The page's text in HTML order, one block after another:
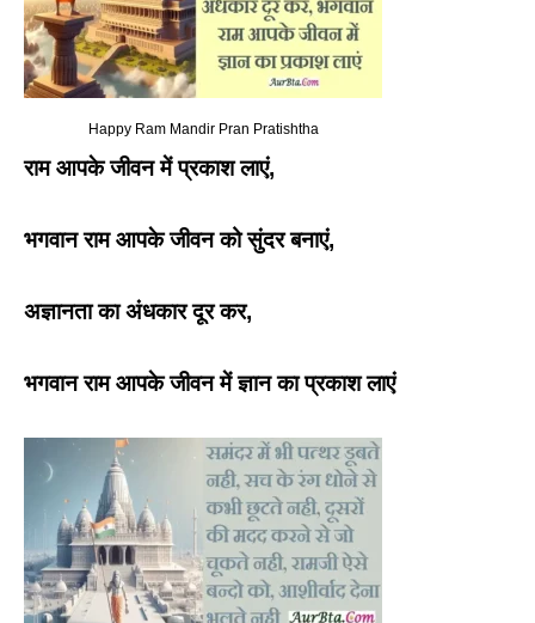
Happy Ram Mandir Pran Pratishtha
राम आपके जीवन में प्रकाश लाएं,
भगवान राम आपके जीवन को सुंदर बनाएं,
अज्ञानता का अंधकार दूर कर,
भगवान राम आपके जीवन में ज्ञान का प्रकाश लाएं